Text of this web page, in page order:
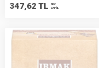
347,62 TL
KDV
DAHİL